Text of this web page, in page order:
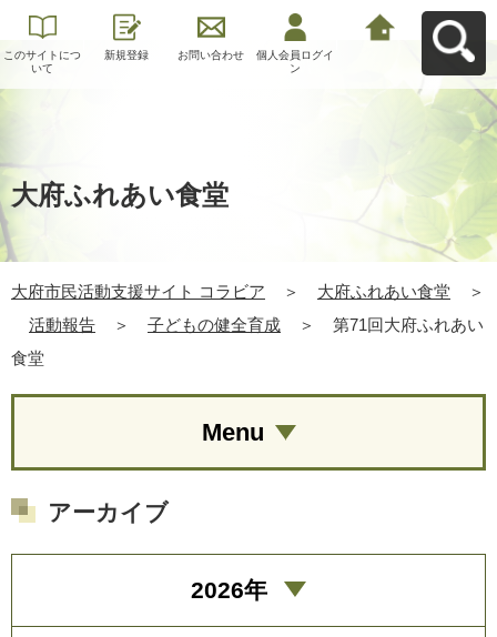
このサイトにつ
いて
新規登録 お問い合わせ
個人会員ログイ
ン
大府ふれあい食堂
大府市民活動支援サイト コラビア ＞ 大府ふれあい食堂
＞
活動報告
＞ 子どもの健全育成 ＞
第71回大府ふれあい
食堂
Menu
アーカイブ
2026年